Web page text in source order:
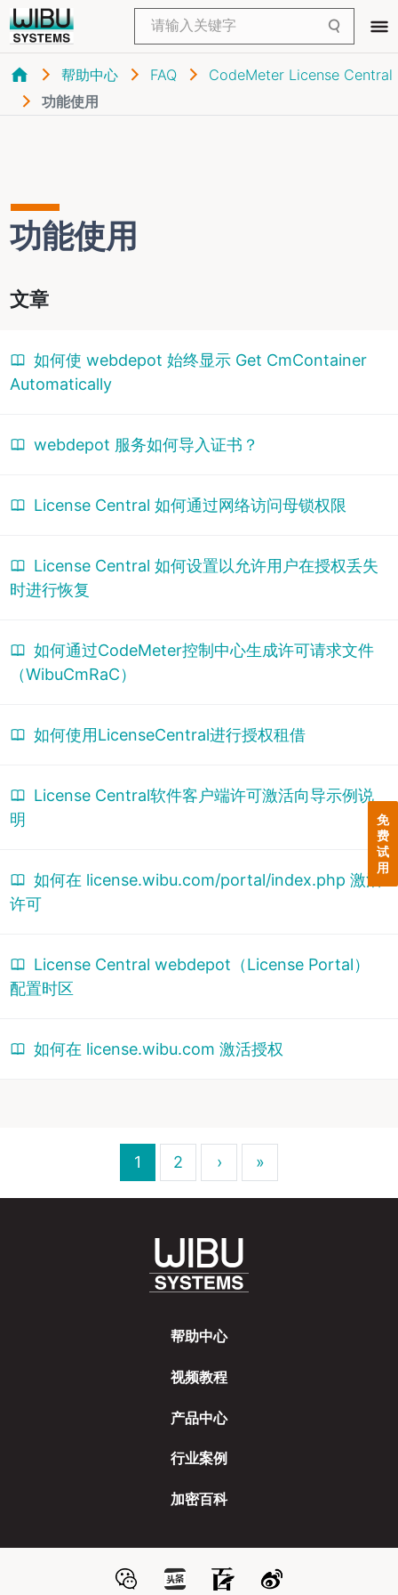
帮助中心 FAQ
CodeMeter License Central
功能使用
功能使用
文章
如何使 webdepot 始终显示 Get CmContainer
Automatically
webdepot 服务如何导入证书？
License Central 如何通过网络访问母锁权限
License Central 如何设置以允许用户在授权丢失
时进行恢复
如何通过CodeMeter控制中心生成许可请求文件
（WibuCmRaC）
如何使用LicenseCentral进行授权租借
License Central软件客户端许可激活向导示例说
明
如何在 license.wibu.com/portal/index.php 激活
许可
License Central webdepot（License Portal）
配置时区
如何在 license.wibu.com 激活授权
1 2 › »
帮助中心
视频教程
产品中心
行业案例
加密百科
免
费
试
用